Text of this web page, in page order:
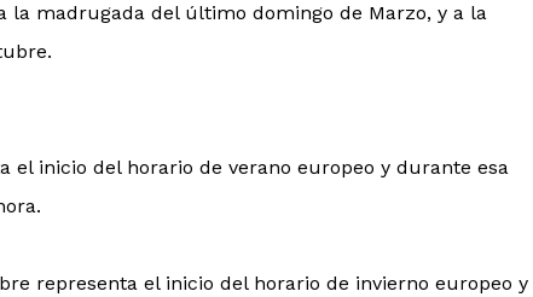
la madrugada del último domingo de Marzo, y a la
el inicio del horario de verano europeo y durante esa
representa el inicio del horario de invierno europeo y